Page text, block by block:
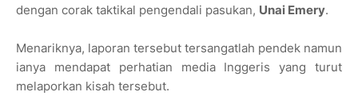
dengan corak taktikal pengendali pasukan, Unai Emery.
Menariknya, laporan tersebut tersangatlah pendek namun
ianya mendapat perhatian media Inggeris yang turut
melaporkan kisah tersebut.